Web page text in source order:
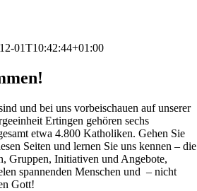
01T10:42:44+01:00
und bei uns vorbeischauen auf unserer
Ertingen gehören sechs
etwa 4.800 Katholiken. Gehen Sie
Seiten und lernen Sie uns kennen – die
Gruppen, Initiativen und Angebote,
spannenden Menschen und – nicht
Gott!